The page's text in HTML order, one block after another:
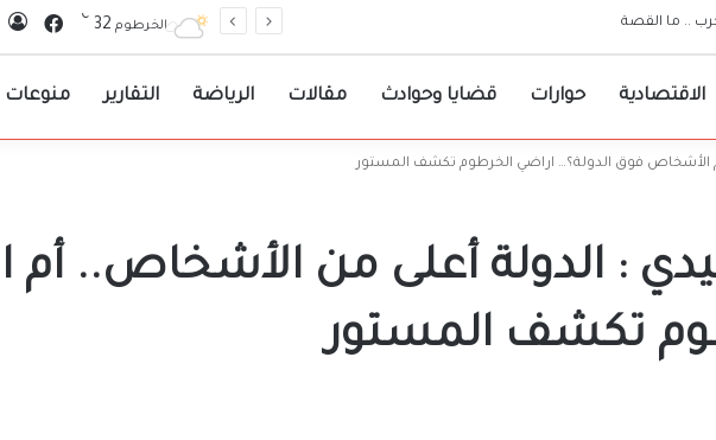
لقرارات حكومة الولاية الخرطوم 32
℃
الاقتصادية حوارات قضايا وحوادث مقالات الرياضة التقارير منوعات
فوق الدولة؟… اراضي الخرطوم تكشف المستور
: الدولة أعلى من الأشخاص..
تكشف المستور